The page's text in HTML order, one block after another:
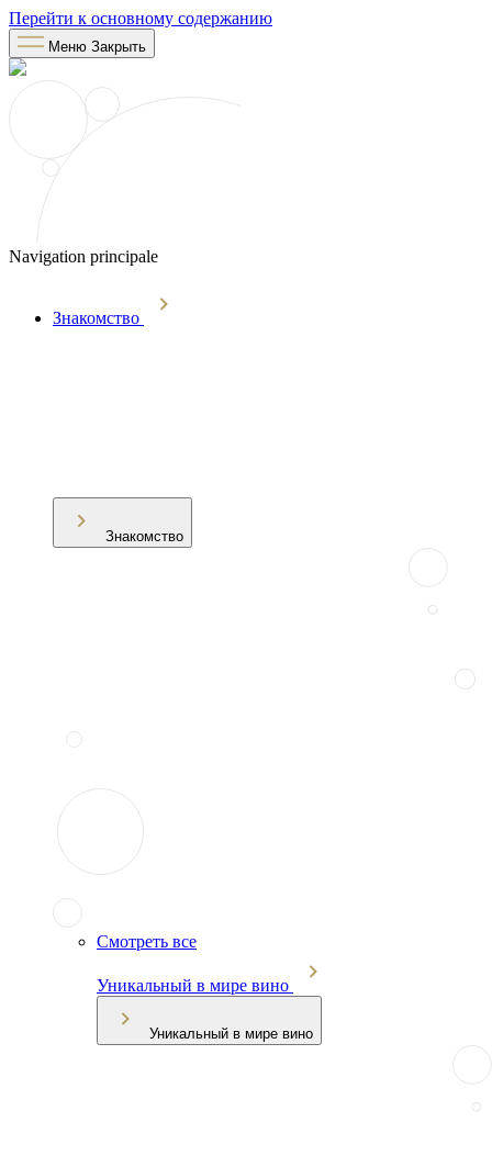
Перейти к основному содержанию
Меню Закрыть
Navigation principale
Знакомство
Знакомство
Смотреть все
Уникальный в мире вино
Уникальный в мире вино